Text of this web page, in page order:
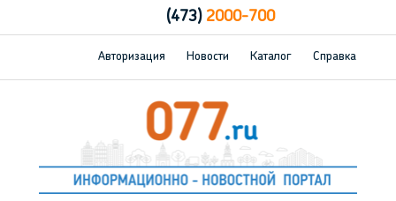
(473)2000-700
Авторизация Новости Каталог Справка